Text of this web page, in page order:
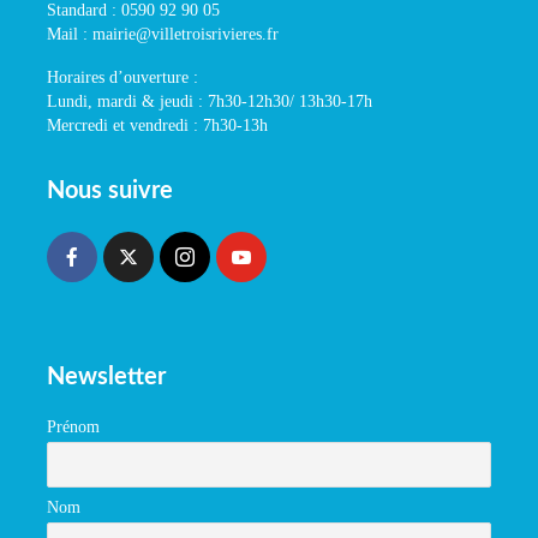
Standard : 0590 92 90 05
Mail : mairie@villetroisrivieres.fr
Horaires d’ouverture :
Lundi, mardi & jeudi : 7h30-12h30/ 13h30-17h
Mercredi et vendredi : 7h30-13h
Nous suivre
Newsletter
Prénom
Nom